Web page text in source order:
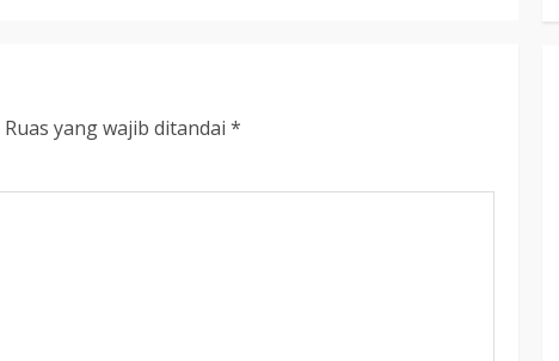
Ruas yang wajib ditandai *